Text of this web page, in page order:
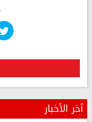
آخر الأخبار